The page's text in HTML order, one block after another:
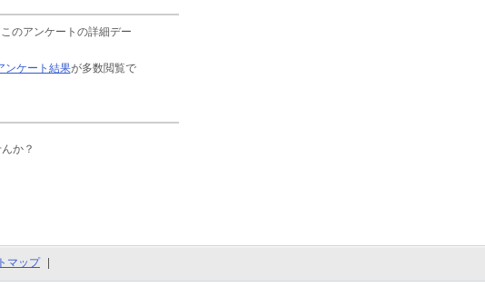
のアンケートの詳細デー
ンケート結果が多数閲覧で
か？
マップ